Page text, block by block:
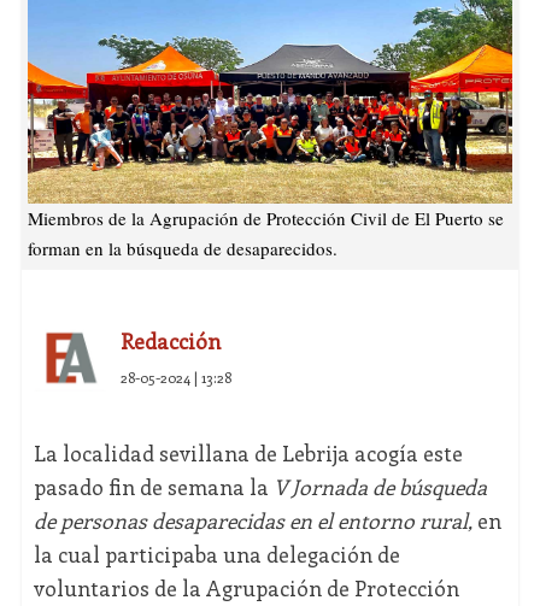
Miembros de la Agrupación de Protección Civil de El Puerto se
forman en la búsqueda de desaparecidos.
Redacción
28-05-2024 | 13:28
La localidad sevillana de Lebrija acogía este
pasado fin de semana la V Jornada de búsqueda
de personas desaparecidas en el entorno rural,en
la cual participaba una delegación de
voluntarios de la Agrupación de Protección